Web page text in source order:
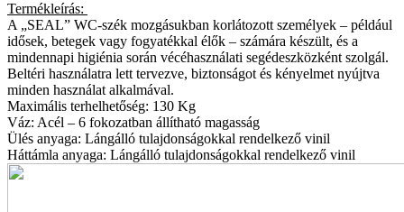
Termékleírás:
A „SEAL” WC-szék mozgásukban korlátozott személyek – például
idősek, betegek vagy fogyatékkal élők – számára készült, és a
mindennapi higiénia során vécéhasználati segédeszközként szolgál.
Beltéri használatra lett tervezve, biztonságot és kényelmet nyújtva
minden használat alkalmával.
Maximális terhelhetőség: 130 Kg
Váz: Acél – 6 fokozatban állítható magasság
Ülés anyaga: Lángálló tulajdonságokkal rendelkező vinil
Háttámla anyaga: Lángálló tulajdonságokkal rendelkező vinil